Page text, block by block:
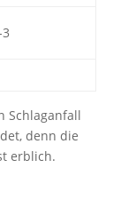
Schlaganfall
denn die
erblich.